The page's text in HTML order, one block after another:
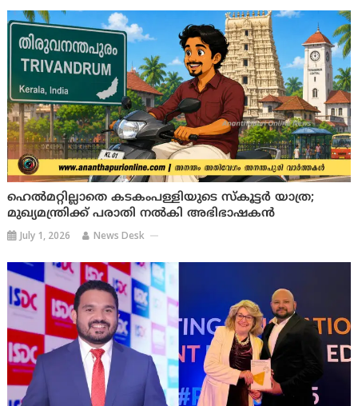
ഹെൽമറ്റില്ലാതെ കടകംപള്ളിയുടെ സ്കൂട്ടർ യാത്ര;
മുഖ്യമന്ത്രിക്ക് പരാതി നൽകി അഭിഭാഷകൻ
July 1, 2026 News Desk